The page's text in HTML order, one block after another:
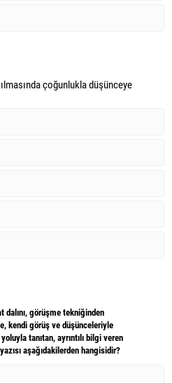
çoğunlukla düşünceye
dalını, görüşme tekniğinden
kendi görüş ve düşünceleriyle
tanıtan, ayrıntılı bilgi veren
aşağıdakilerden hangisidir?